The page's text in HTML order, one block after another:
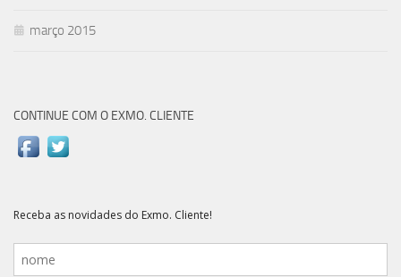
março 2015
CONTINUE COM O EXMO. CLIENTE